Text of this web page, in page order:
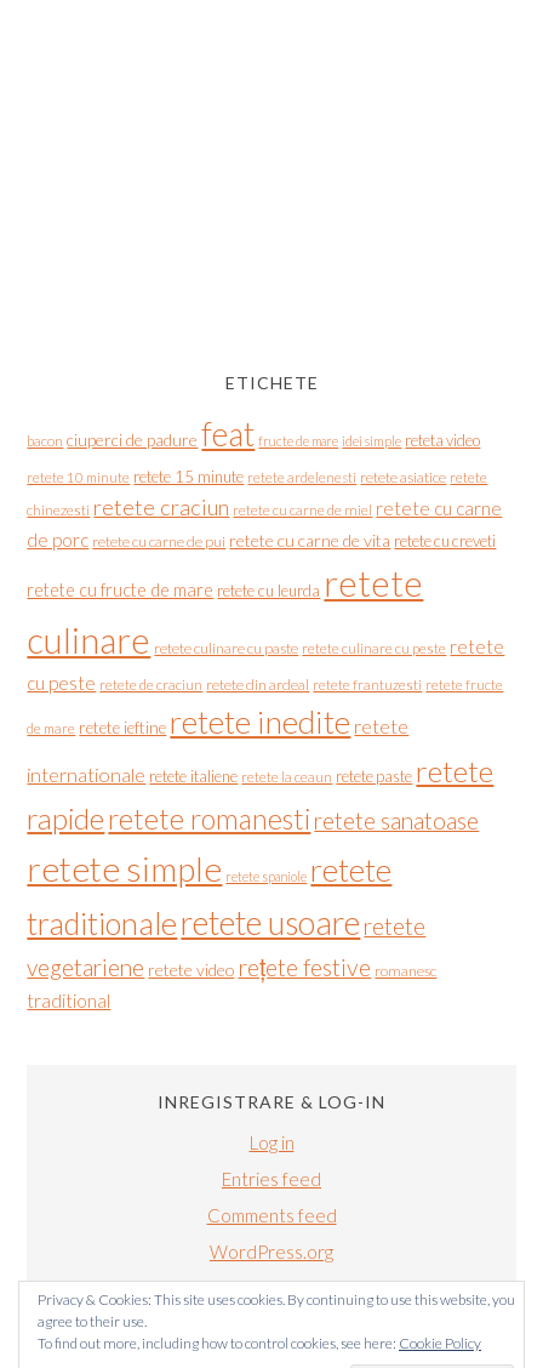
ETICHETE
bacon ciuperci de padure feat fructe de mare idei simple reteta video
retete 10 minute retete 15 minute retete ardelenesti retete asiatice retete
chinezesti retete craciun retete cu carne de miel retete cu carne
de porc retete cu carne de pui retete cu carne de vita retete cu creveti
retete cu fructe de mare retete cu leurda retete
culinare retete culinare cu paste retete culinare cu peste retete
cu peste retete de craciun retete din ardeal retete frantuzesti retete fructe
de mare retete ieftine retete inedite retete
internationale retete italiene retete la ceaun retete paste retete
rapideretete romanesti retete sanatoase
retete simple retete spaniole retete
traditionaleretete usoare retete
vegetariene retete video rețete festive romanesc
traditional
INREGISTRARE & LOG-IN
Log in
Entries feed
Comments feed
WordPress.org
Privacy & Cookies: This site uses cookies. By continuing to use this website, you
agree to their use.
To find out more, including how to control cookies, see here: Cookie Policy